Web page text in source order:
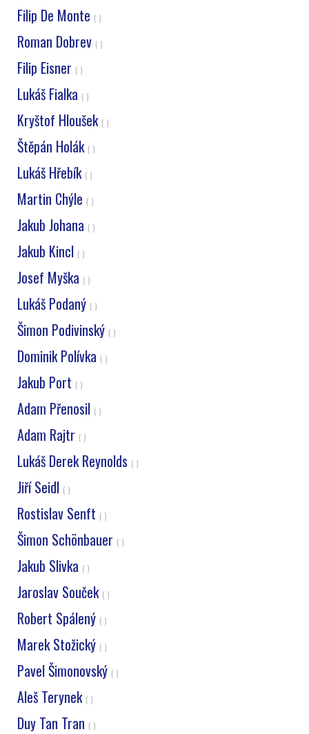
Filip De Monte ( )
Roman Dobrev ( )
Filip Eisner ( )
Lukáš Fialka ( )
Kryštof Hloušek ( )
Štěpán Holák ( )
Lukáš Hřebík ( )
Martin Chýle ( )
Jakub Johana ( )
Jakub Kincl ( )
Josef Myška ( )
Lukáš Podaný ( )
Šimon Podivinský ( )
Dominik Polívka ( )
Jakub Port ( )
Adam Přenosil ( )
Adam Rajtr ( )
Lukáš Derek Reynolds ( )
Jiří Seidl ( )
Rostislav Senft ( )
Šimon Schönbauer ( )
Jakub Slivka ( )
Jaroslav Souček ( )
Robert Spálený ( )
Marek Stožický ( )
Pavel Šimonovský ( )
Aleš Terynek ( )
Duy Tan Tran ( )